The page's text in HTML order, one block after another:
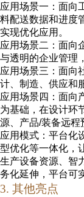
应用场景一 ：面
料配送数据和进度
实现优化应用。
应用场景二：面向
与透明的企业管理
应用场景三：面向
计、制造、供应和
应用场景四：面向
为基础，在设计环
源、产品/装备远程
应用模式：平台化
型优化等一体化，
生产设备资源、智
务化延伸 ， 平台可
3. 其他亮点